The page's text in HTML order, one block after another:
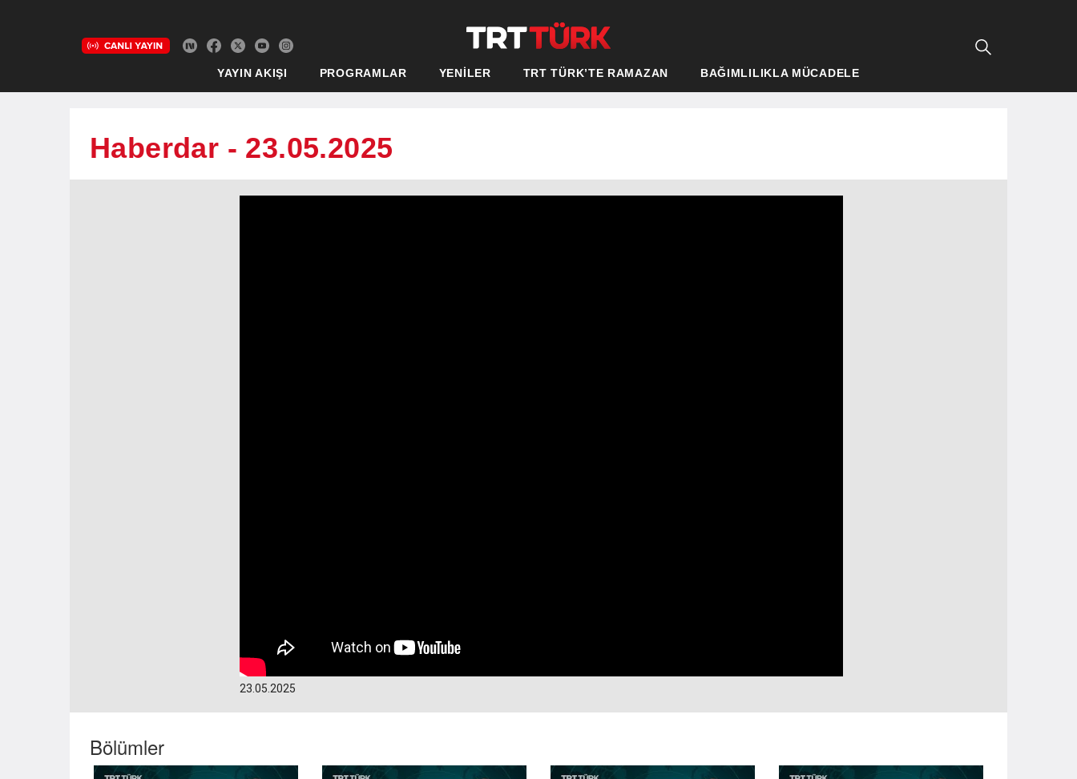
YAYIN AKIŞI PROGRAMLAR YENİLER TRT TÜRK’TE RAMAZAN BAĞIMLILIKLA MÜCADELE
Haberdar - 23.05.2025
23.05.2025
Bölümler